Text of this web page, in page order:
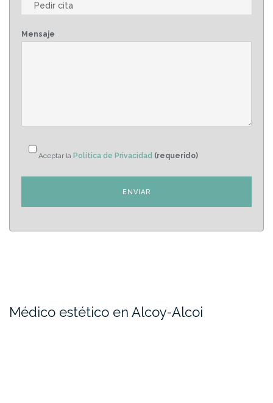
Mensaje
Aceptar la Política de Privacidad (requerido)
Médico estético en Alcoy-Alcoi